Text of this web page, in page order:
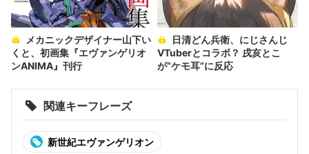
くと、初画集『エヴァンゲリオ
ンANIMA』刊行
VTuberとコラボ？ 戌亥とこ
が“ケモ耳”に反応
関連キーフレーズ
新世紀エヴァンゲリオン